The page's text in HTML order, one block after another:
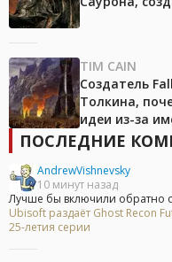
TIM CAIN
Создатель
Толкина,
идеи из-за
ПОСЛЕДНИЕ
AndrewVishnevsky
10 минут назад
Лучше бы включили обратно
Ubisoft раздаёт Ghost Recon
25-летия серии